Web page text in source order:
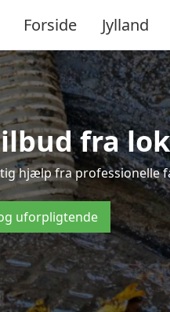
Forside Jylland
fra
hjælp fra professionelle
uforpligtende